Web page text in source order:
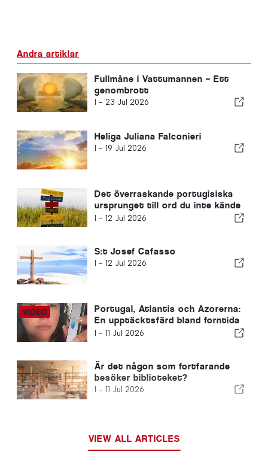
Andra artiklar
Fullmåne i Vattumannen – Ett
genombrott
I - 23 Jul 2026
Heliga Juliana Falconieri
I - 19 Jul 2026
Det överraskande portugisiska
ursprunget till ord du inte kände
till
I - 12 Jul 2026
S:t Josef Cafasso
I - 12 Jul 2026
Portugal, Atlantis och Azorerna:
En upptäcktsfärd bland forntida
civilisationer och jordens dolda
I - 11 Jul 2026
Är det någon som fortfarande
besöker biblioteket?
I - 11 Jul 2026
VIEW ALL ARTICLES